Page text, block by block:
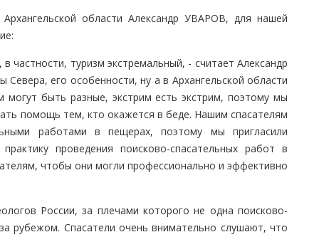
области Александр УВАРОВ, для нашей
частности, туризм экстремальный, - считает Александр
его особенности, ну а в Архангельской области
быть разные, экстрим есть экстрим, поэтому мы
помощь тем, кто окажется в беде. Нашим спасателям
работами в пещерах, поэтому мы пригласили
проведения поисково-спасательных работ в
чтобы они могли профессионально и эффективно
России, за плечами которого не одна поисково-
рубежом. Спасатели очень внимательно слушают, что